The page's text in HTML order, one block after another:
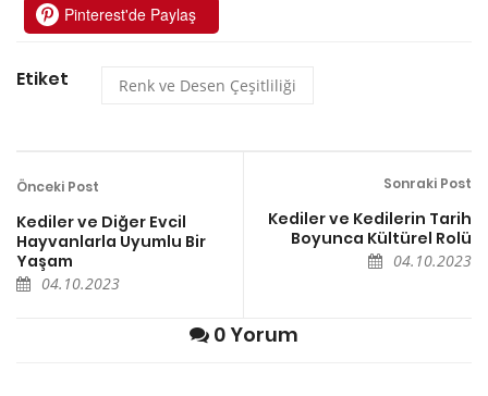
Pinterest'de Paylaş
Etiket Renk ve Desen Çeşitliliği
Önceki Post
Kediler ve Diğer Evcil
Hayvanlarla Uyumlu Bir
Yaşam
04.10.2023
Sonraki Post
Kediler ve Kedilerin Tarih
Boyunca Kültürel Rolü
04.10.2023
0 Yorum